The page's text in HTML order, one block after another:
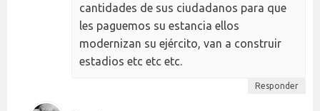
cantidades de sus ciudadanos para que
les paguemos su estancia ellos
modernizan su ejército, van a construir
estadios etc etc etc.
Responder